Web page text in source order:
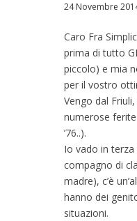
24 Novembre
Caro Fra
prima di tutto
piccolo) e mia
per il vostro
Vengo dal
numerose
’76..).
Io vado in
compagno di
madre), c’è
hanno dei
situazioni.